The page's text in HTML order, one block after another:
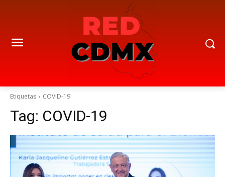
Etiquetas COVID-19
Tag: COVID-19